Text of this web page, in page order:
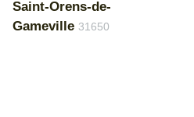
Saint-Orens-de-
Gameville 31650